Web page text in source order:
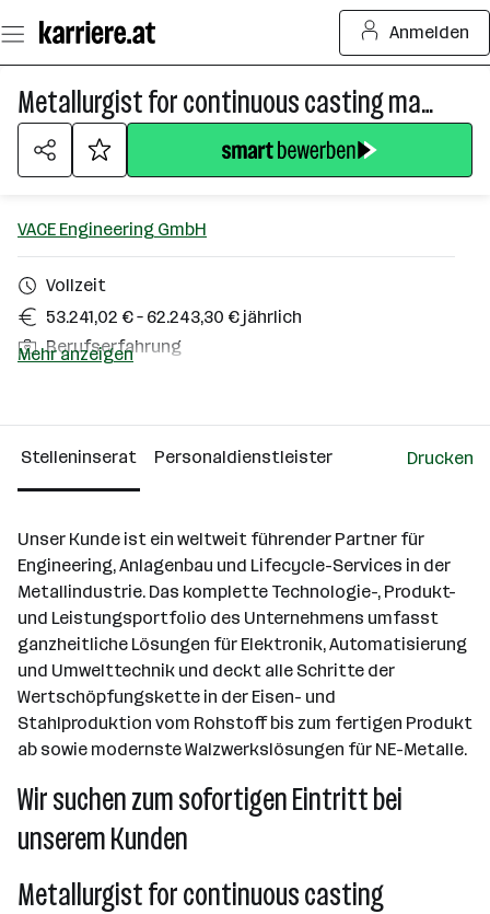
Seiteninhalt
springen
Anmelden
Metallurgist for continuous casting machines (m/w/*)
VACE Engineering GmbH
Vollzeit
53.241,02 € – 62.243,30 € jährlich
Berufserfahrung
Über das Unternehmen
Linz
Mehr anzeigen
Stelleninserat Personaldienstleister Drucken
Unser Kunde ist ein weltweit führender Partner für
Engineering, Anlagenbau und Lifecycle-Services in der
Metallindustrie. Das komplette Technologie-, Produkt-
und Leistungsportfolio des Unternehmens umfasst
ganzheitliche Lösungen für Elektronik, Automatisierung
und Umwelttechnik und deckt alle Schritte der
Wertschöpfungskette in der Eisen- und
Stahlproduktion vom Rohstoff bis zum fertigen Produkt
ab sowie modernste Walzwerkslösungen für NE-Metalle.
Wir suchen zum sofortigen Eintritt bei
unserem Kunden
Metallurgist for continuous casting